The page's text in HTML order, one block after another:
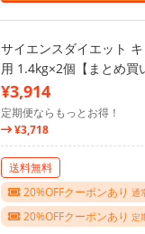
サイエンスダイエット
用 1.4kg×2個【まとめ買
¥3,914
定期便ならもっとお得！
¥3,718
送料無料
20%OFFクーポンあり 通
20%OFFクーポンあり 定